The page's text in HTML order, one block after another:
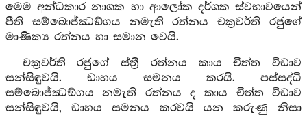
මෙම අන්ධකාර නාශක හා ආලෝක දර්ශක ස්වභාවයෙන්
පීති සම්බොජ්ඣඞ්ගය නමැති රත්නය චක්‍රවර්ති රජුගේ
මාණික්‍ය රත්නය හා සමාන වෙයි.
චක්‍රවර්ති රජුගේ ස්ත්‍රී රත්නය කාය චිත්ත විඩාව
සන්සිඳුවයි. ඩාහය සමනය කරයි. පස්සද්ධි
සම්බොජ්ඣඞ්ගය නමැති රත්නය ද කාය චිත්ත විඩාව
සන්සිඳුවයි, ඩාහය සමනය කරවයි යන කරුණු නිසා